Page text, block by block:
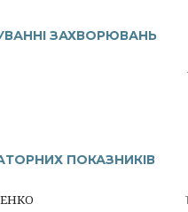
ЗАХВОРЮВАНЬ
ПОКАЗНИКІВ